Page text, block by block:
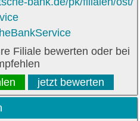
Filiale bewerten oder bei
jetzt bewerten